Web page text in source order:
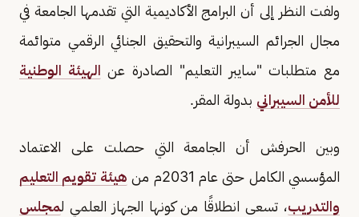
ولفت النظر إلى أن البرامج الأكاديمية التي تقدمها الجامعة في
مجال الجرائم السيبرانية والتحقيق الجنائي الرقمي متوائمة
مع متطلبات "سايبر التعليم" الصادرة عن الهيئة الوطنية
للأمن السيبراني بدولة المقر.
وبين الحرفش أن الجامعة التي حصلت على الاعتماد
المؤسسي الكامل حتى عام 2031م من
هيئة تقويم التعليم
والتدريب، تسعى انطلاقًا من كونها الجهاز العلمي لمجلس